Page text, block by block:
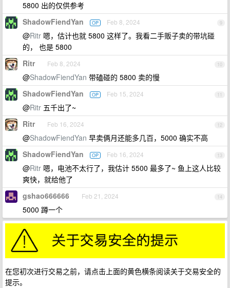
5800 出的仅供参考
9
ShadowFiendYan OP Feb 8, 2024
@Ritr 嗯，估计也就 5800 这样了。我看二手贩子卖的带坑碰
的， 也是 5800
10
Ritr Feb 8, 2024
@ShadowFiendYan 带磕碰的 5800 卖的慢
11
ShadowFiendYan OP Feb 15, 2024
@Ritr 五千出了~
12
Ritr Feb 16, 2024
@ShadowFiendYan 早卖俩月还能多几百，5000 确实不高
13
ShadowFiendYan OP Feb 16, 2024
@Ritr 嗯，电池不太行了，我估计 5500 最多了~ 鱼上这人比较
爽快，就给他了
14
gshao666666 Feb 21, 2024
5000 蹲一个
在您初次进行交易之前，请点击上面的黄色横条阅读关于交易安全的
提示。